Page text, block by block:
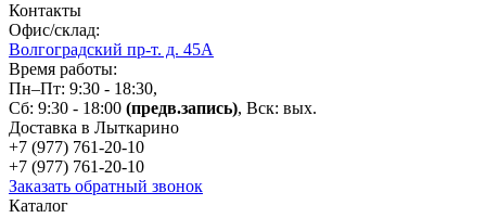
Контакты
Офис/склад:
Волгоградский пр-т. д. 45А
Время работы:
Пн–Пт: 9:30 - 18:30,
Сб: 9:30 - 18:00 (предв.запись), Вск: вых.
Доставка в Лыткарино
+7 (977) 761-20-10
+7 (977) 761-20-10
Заказать обратный звонок
Каталог